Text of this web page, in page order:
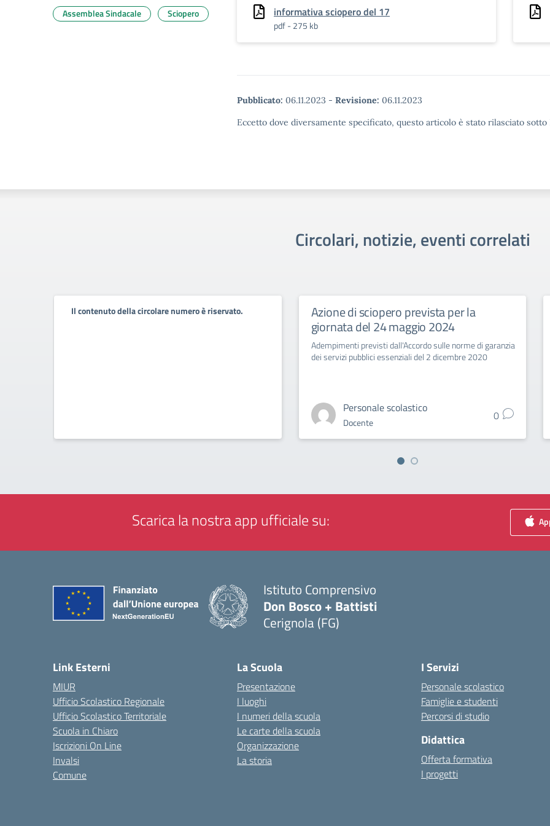
informativa sciopero del 17
pdf - 275 kb
Pubblicato: 06.11.2023 - Revisione: 06.11.2023
Eccetto dove diversamente specificato, questo articolo è stato rilasciato
Assemblea Sindacale Sciopero
Circolari, notizie, eventi correlati
Il contenuto della circolare numero è riservato. Azione di sciopero prevista per la
giornata del 24 maggio 2024
Adempimenti previsti dall'Accordo sulle norme di garanzia
dei servizi pubblici essenziali del 2 dicembre 2020
Personale scolastico
Docente 0
Scarica la nostra app ufficiale su:
Istituto Comprensivo
Don Bosco + Battisti
Cerignola (FG)
Link Esterni
MIUR
Ufficio Scolastico Regionale
Ufficio Scolastico Territoriale
Scuola in Chiaro
Iscrizioni On Line
Invalsi
Comune
La Scuola
Presentazione
I luoghi
I numeri della scuola
Le carte della scuola
Organizzazione
La storia
I Servizi
Personale scolastico
Famiglie e studenti
Percorsi di studio
Didattica
Offerta formativa
I progetti